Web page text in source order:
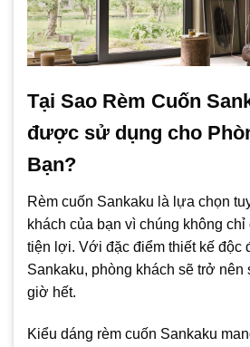
Tại Sao Rèm Cuốn
được sử dụng cho
Bạn?
Rèm cuốn Sankaku là lựa chọn
khách của bạn vì chúng không chỉ
tiện lợi. Với đặc điểm thiết kế độc
Sankaku, phòng khách sẽ trở nên
giờ hết.
Kiểu dáng rèm cuốn Sankaku